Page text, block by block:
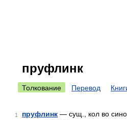
пруфлинк
Толкование Перевод
1 пруфлинк — сущ., кол во